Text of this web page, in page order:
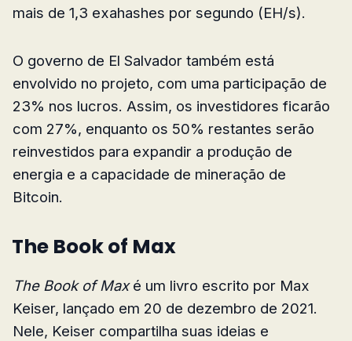
mais de 1,3 exahashes por segundo (EH/s).
O governo de El Salvador também está
envolvido no projeto, com uma participação de
23% nos lucros. Assim, os investidores ficarão
com 27%, enquanto os 50% restantes serão
reinvestidos para expandir a produção de
energia e a capacidade de mineração de
Bitcoin.
The Book of Max
The Book of Maxé um livro escrito por Max
Keiser, lançado em 20 de dezembro de 2021.
Nele, Keiser compartilha suas ideias e